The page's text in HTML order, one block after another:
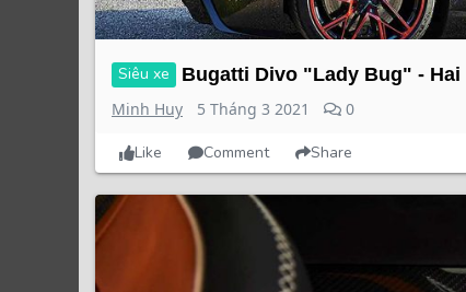
Siêu xe Bugatti Divo "Lady Bug" -
Minh Huy 5 Tháng 3 2021 0
Like Comment Share